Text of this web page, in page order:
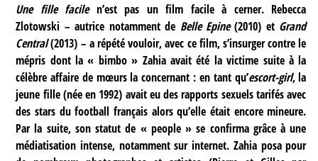
Une fille facilen’est pas un film facile à cerner. Rebecca
Zlotowski – autrice notamment de Belle Epine(2010) et Grand
Central(2013) – a répété vouloir, avec ce film, s’insurger contre le
mépris dont la « bimbo » Zahia avait été la victime suite à la
célèbre affaire de mœurs la concernant : en tant qu’escort-girl, la
jeune fille (née en 1992) avait eu des rapports sexuels tarifés avec
des stars du football français alors qu’elle était encore mineure.
Par la suite, son statut de « people » se confirma grâce à une
médiatisation intense, notamment sur internet. Zahia posa pour